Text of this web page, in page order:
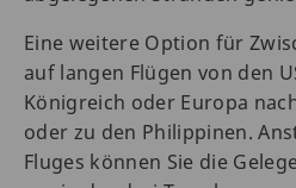
Eine weitere Option für
auf langen Flügen von den
Königreich oder Europa
oder zu den Philippinen.
Fluges können Sie die